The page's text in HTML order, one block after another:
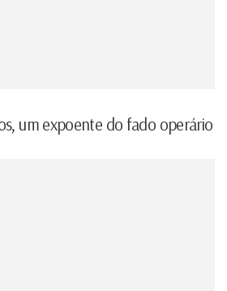
um expoente do fado operário